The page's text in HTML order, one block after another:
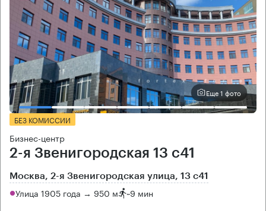
Еще 1 фото
БЕЗ КОМИССИИ
Бизнес-центр
2-я Звенигородская 13 с41
Москва, 2-я Звенигородская улица, 13 с41
Улица 1905 года → 950 м ~9 мин